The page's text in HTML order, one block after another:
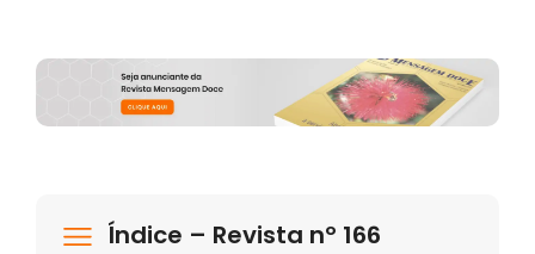
Índice – Revista nº 166